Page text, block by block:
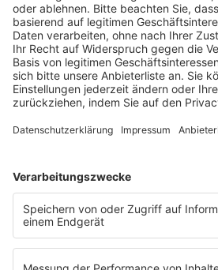
Ein Fachbereich der
dfv Mediengruppe
Mainzer Landstr. 251
60326 Frankfurt am Main
E-Mail:info@ruw.de
Web:https://www.ruw.de
AGB
Datenschutzerklärung
Genderhinweis
Cookie-Einstellungen